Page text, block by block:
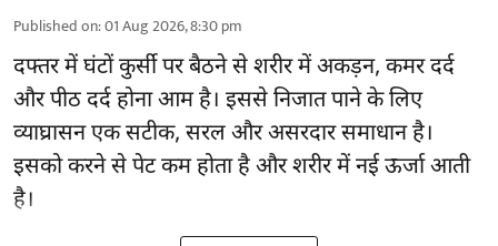
Published on:01 Aug 2026, 8:30 pm
दफ्तर में घंटों कुर्सी पर बैठने से शरीर में अकड़न, कमर दर्द
औरपीठ दर्दहोना आम है। इससे निजात पाने के लिए
व्याघ्रासन एक सटीक, सरल और असरदार समाधान है।
इसको करने से पेट कम होता है और शरीर में नई ऊर्जा आती
है।